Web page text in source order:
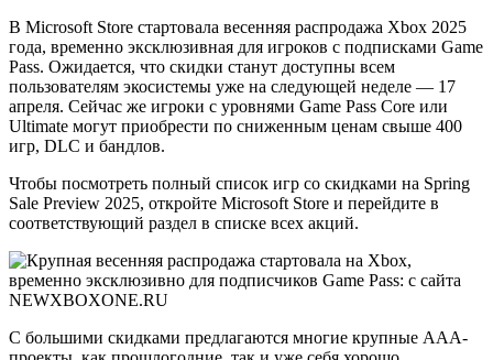
В Microsoft Store стартовала весенняя распродажа Xbox 2025
года, временно эксклюзивная для игроков с подписками Game
Pass. Ожидается, что скидки станут доступны всем
пользователям экосистемы уже на следующей неделе — 17
апреля. Сейчас же игроки с уровнями Game Pass Core или
Ultimate могут приобрести по сниженным ценам свыше 400
игр, DLC и бандлов.
Чтобы посмотреть полный список игр со скидками на Spring
Sale Preview 2025, откройте Microsoft Store и перейдите в
соответствующий раздел в списке всех акций.
С большими скидками предлагаются многие крупные AAA-